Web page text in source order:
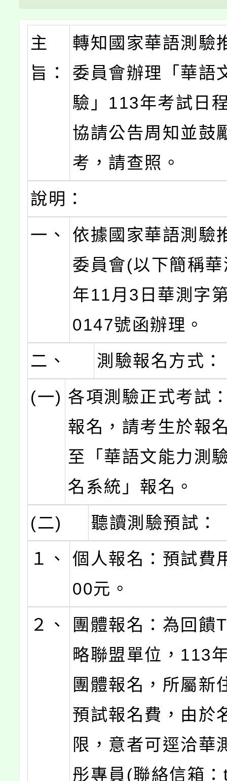
主
旨：
轉知國家華語測驗
委員會辦理「華語
驗」113年考試日
協請公告周知並鼓
考，請查照。
說明：
一、
依據國家華語測驗
委員會(以下簡稱
年11月3日華測字
0147號函辦理。
二、
測驗報名方式：
(一) 各項測驗正式考試
報名，請考生於報
至「華語文能力測
名系統」報名。
(二)
聽讀測驗預試：
１、
個人報名：預試費
00元。
２、
團體報名：為回饋
略聯盟單位，113
團體報名，所屬新
預試報名費，由於
限，意者可逕洽華
彤專員(聯絡信箱